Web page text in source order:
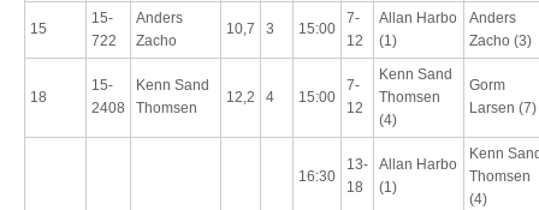
15
15-
722
Anders
Zacho
10,7 3 15:00
7-
12
Allan Harbo
(1)
Anders
Zacho (3)
18
15-
2408
Kenn Sand
Thomsen
12,2 4 15:00
7-
12
Kenn Sand
Thomsen
(4)
Gorm
Larsen (7)
16:30
13-
18
Allan Harbo
(1)
Kenn
Thomsen
(4)